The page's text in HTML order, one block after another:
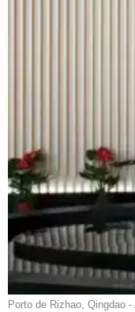
Porto de Rizhao, Qingdao